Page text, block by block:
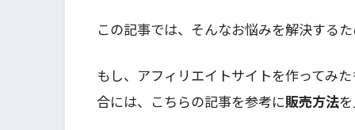
この記事では、そんなお悩みを解決する
もし、アフィリエイトサイトを作ってみ
合には、こちらの記事を参考に販売方法